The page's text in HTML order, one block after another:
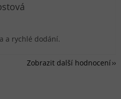
je 5 z 5 hvězdiček.
a rychlé dodání.
Zobrazit další hodnocení